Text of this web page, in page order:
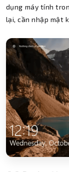
dụng máy tính
lại, cần nhập mật